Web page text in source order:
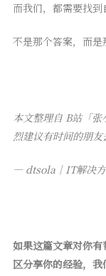
而我们，都需要找到
不是那个答案，而是
本文整理自 B站「
烈建议有时间的朋友
— dtsola｜IT解决方
如果这篇文章对你
区分享你的经验，我